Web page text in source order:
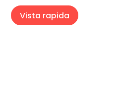
Vista rapida